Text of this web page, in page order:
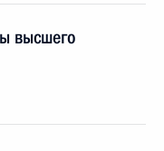
высшего